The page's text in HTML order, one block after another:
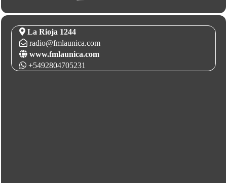
La Rioja 1244
radio@fmlaunica.com
www.fmlaunica.com
+5492804705231